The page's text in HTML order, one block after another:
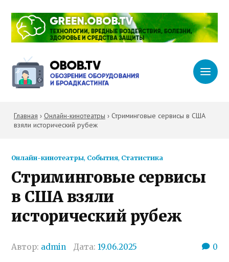
Главная › Онлайн-кинотеатры › Стриминговые сервисы в США
взяли исторический рубеж
Онлайн-кинотеатры, События, Статистика
Стриминговые сервисы
в США взяли
исторический рубеж
Автор: admin Дата:19.06.2025 0